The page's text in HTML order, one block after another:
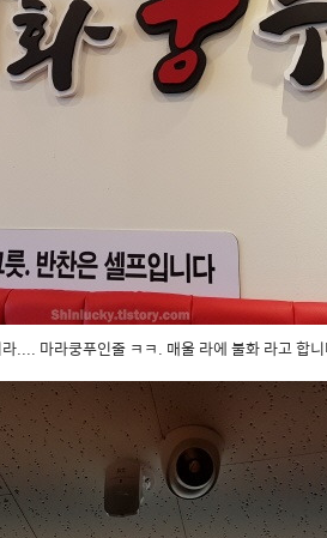
.... 마라쿵푸인줄 ㅋㅋ. 매울 라에 불화 라고 합